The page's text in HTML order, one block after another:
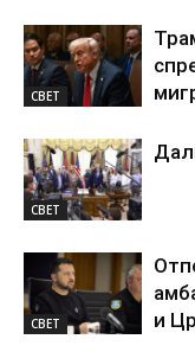
СВЕТ
СВЕТ
СВЕТ
и